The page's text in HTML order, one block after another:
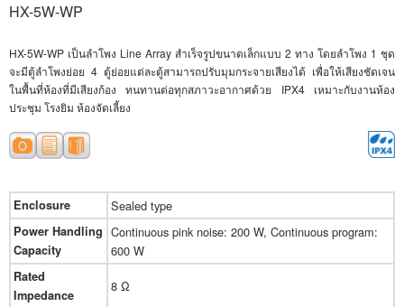
HX-5W-WP
HX-5W-WP เป็นลำโพง Line Array สำเร็จรูปขนาดเล็กแบบ 2 ทาง โดยลำโพง 1 ชุด
จะมีตู้ลำโพงย่อย 4 ตู้ย่อยแต่ละตู้สามารถปรับมุมกระจายเสียงได้ เพื่อให้เสียงชัดเจน
ในพื้นที่ห้องที่มีเสียงก้อง ทนทานต่อทุกสภาวะอากาศด้วย IPX4 เหมาะกับงานห้อง
ประชุม โรงยิม ห้องจัดเลี้ยง
Enclosure Sealed type
Power Handling
Capacity
Continuous pink noise: 200 W, Continuous program:
600 W
Rated
Impedance
8 Ω